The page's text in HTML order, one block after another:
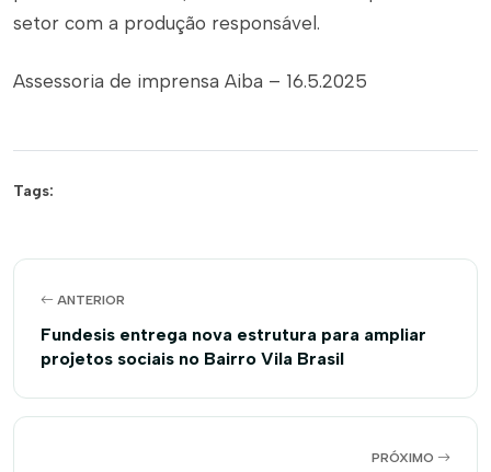
setor com a produção responsável.
Assessoria de imprensa Aiba – 16.5.2025
Tags:
ANTERIOR
Fundesis entrega nova estrutura para ampliar
projetos sociais no Bairro Vila Brasil
PRÓXIMO